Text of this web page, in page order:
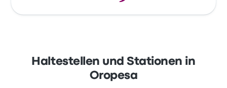
Haltestellen und Stationen in
Oropesa